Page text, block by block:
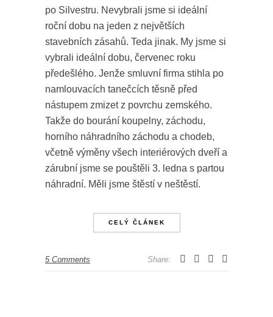
po Silvestru. Nevybrali jsme si ideální
roční dobu na jeden z největších
stavebních zásahů. Teda jinak. My jsme si
vybrali ideální dobu, červenec roku
předešlého. Jenže smluvní firma stihla po
namlouvacích tanečcích těsně před
nástupem zmizet z povrchu zemského.
Takže do bourání koupelny, záchodu,
horního náhradního záchodu a chodeb,
včetně výměny všech interiérových dveří a
zárubní jsme se pouštěli 3. ledna s partou
náhradní. Měli jsme štěstí v neštěstí.
CELÝ ČLÁNEK
5 Comments Share: